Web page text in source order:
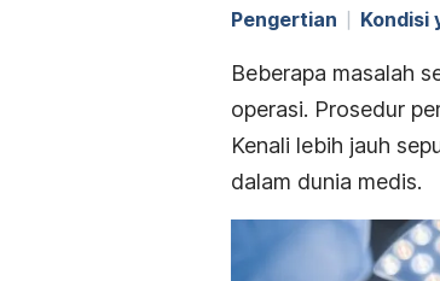
Pengertian Kondisi
Beberapa masalah
operasi. Prosedur
Kenali lebih jauh
dalam dunia medis.